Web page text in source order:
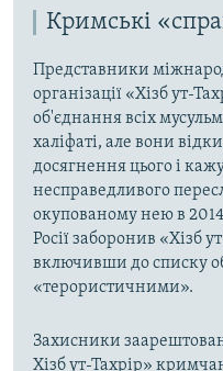
Кримські
Представники
організації «Хізб ут-
об'єднання всіх
халіфаті, але вони
досягнення цього і
несправедливого
окупованому нею в
Росії заборонив «Хізб
включивши до списку
«терористичними».
Захисники
Хізб ут-Тахрір»